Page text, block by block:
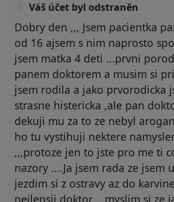
Váš účet byl odstraněn
Dobry den ,,, Jsem pacientka
od 16 ajsem s nim naprosto
jsem matka 4 deti ...prvni
panem doktorem a musim si
jsem rodila a jako prvorodicka
strasne histericka ,ale pan
dekuji mu za to ze nebyl
ho tu vystihuji nektere
,,,protoze jen to jste pro me ti
nazory ....Ja jsem rada ze jsem
jezdim si z ostravy az do
nejlepsii doktor ...myslim si ze